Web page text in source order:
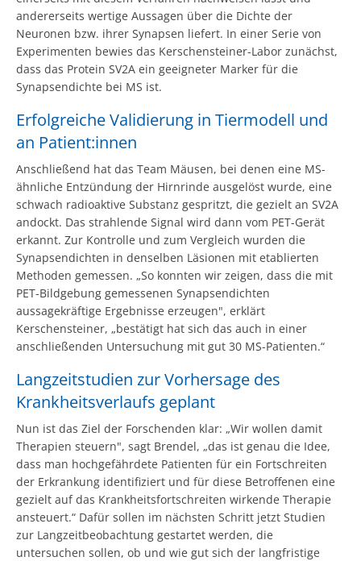
andererseits wertige Aussagen über die Dichte der
Neuronen bzw. ihrer Synapsen liefert. In einer Serie von
Experimenten bewies das Kerschensteiner-Labor zunächst,
dass das Protein SV2A ein geeigneter Marker für die
Synapsendichte bei MS ist.
Erfolgreiche Validierung in Tiermodell und
an Patient:innen
Anschließend hat das Team Mäusen, bei denen eine MS-
ähnliche Entzündung der Hirnrinde ausgelöst wurde, eine
schwach radioaktive Substanz gespritzt, die gezielt an SV2A
andockt. Das strahlende Signal wird dann vom PET-Gerät
erkannt. Zur Kontrolle und zum Vergleich wurden die
Synapsendichten in denselben Läsionen mit etablierten
Methoden gemessen. „So konnten wir zeigen, dass die mit
PET-Bildgebung gemessenen Synapsendichten
aussagekräftige Ergebnisse erzeugen", erklärt
Kerschensteiner, „bestätigt hat sich das auch in einer
anschließenden Untersuchung mit gut 30 MS-Patienten.“
Langzeitstudien zur Vorhersage des
Krankheitsverlaufs geplant
Nun ist das Ziel der Forschenden klar: „Wir wollen damit
Therapien steuern", sagt Brendel, „das ist genau die Idee,
dass man hochgefährdete Patienten für ein Fortschreiten
der Erkrankung identifiziert und für diese Betroffenen eine
gezielt auf das Krankheitsfortschreiten wirkende Therapie
ansteuert.“ Dafür sollen im nächsten Schritt jetzt Studien
zur Langzeitbeobachtung gestartet werden, die
untersuchen sollen, ob und wie gut sich der langfristige